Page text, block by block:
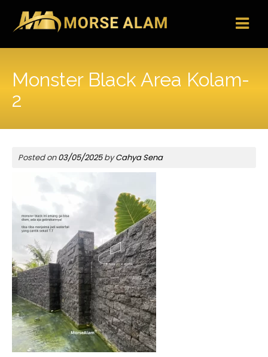
content
Monster Black Area Kolam-
2
Posted on03/05/2025byCahya Sena